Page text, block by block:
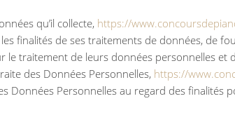
qu’il collecte, https://
finalités de ses traitements de données, de
traitement de leurs données personnelles
des Données Personnelles, https://
Données Personnelles au regard des finalités